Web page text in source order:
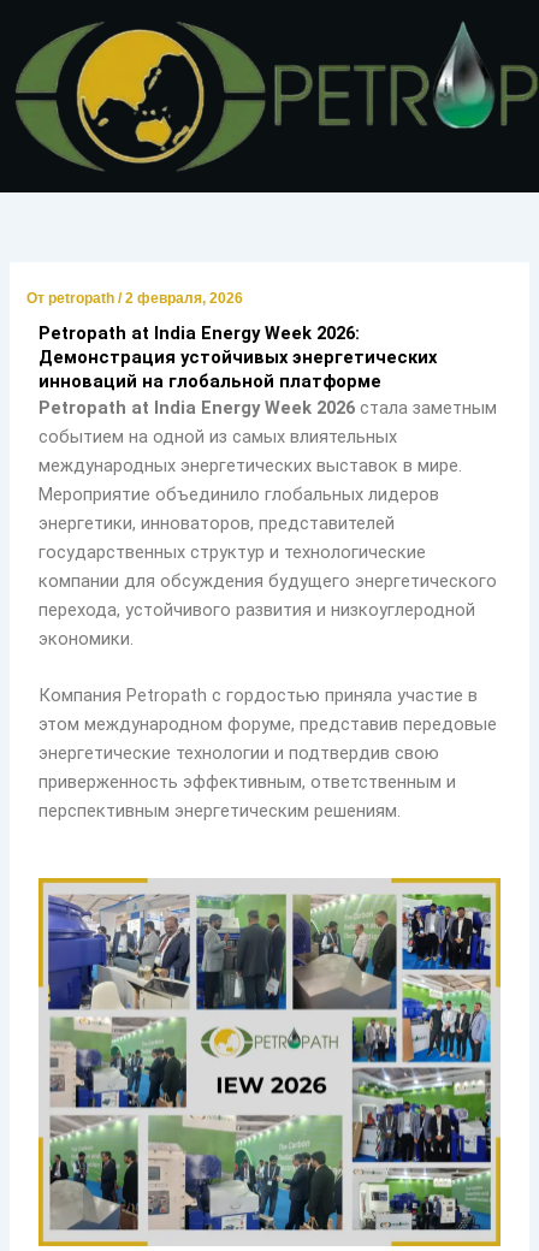
содержимому
Отpetropath/2 февраля, 2026
Petropath at India Energy Week 2026:
Демонстрация устойчивых энергетических
инноваций на глобальной платформе
Petropath at India Energy Week 2026 стала заметным
событием на одной из самых влиятельных
международных энергетических выставок в мире.
Мероприятие объединило глобальных лидеров
энергетики, инноваторов, представителей
государственных структур и технологические
компании для обсуждения будущего энергетического
перехода, устойчивого развития и низкоуглеродной
экономики.
Компания Petropath с гордостью приняла участие в
этом международном форуме, представив передовые
энергетические технологии и подтвердив свою
приверженность эффективным, ответственным и
перспективным энергетическим решениям.